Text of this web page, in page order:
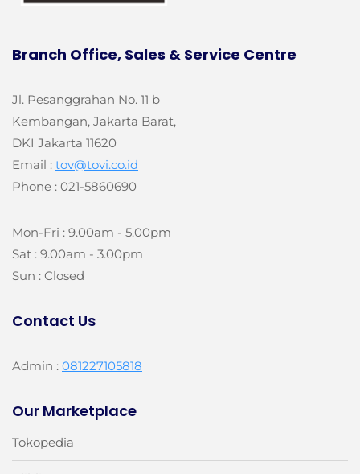
Branch Office, Sales & Service Centre
Jl. Pesanggrahan No. 11 b
Kembangan, Jakarta Barat,
DKI Jakarta 11620
Email : tov@tovi.co.id
Phone : 021-5860690
Mon-Fri : 9.00am - 5.00pm
Sat : 9.00am - 3.00pm
Sun : Closed
Contact Us
Admin : 081227105818
Our Marketplace
Tokopedia